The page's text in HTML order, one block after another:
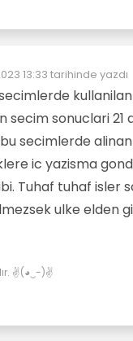
13:33 tarihinde yazdı
secim sonuclari
secimlerde
ic yazisma
Tuhaf tuhaf isler
ulke elden
✌(◕‿-)✌